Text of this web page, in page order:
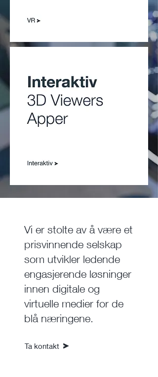
Vi er stolte av å være et
prisvinnende selskap
som utvikler ledende
engasjerende løsninger
innen digitale og
virtuelle medier for de
blå næringene.
Ta kontakt